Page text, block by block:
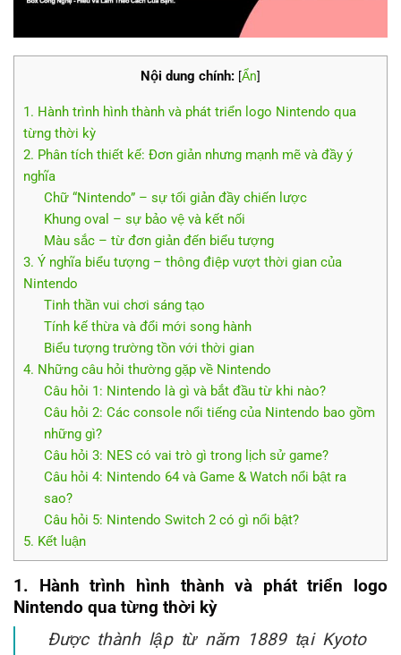
Nội dung chính: [Ẩn]
1. Hành trình hình thành và phát triển logo Nintendo qua
từng thời kỳ
2. Phân tích thiết kế: Đơn giản nhưng mạnh mẽ và đầy ý
nghĩa
Chữ “Nintendo” – sự tối giản đầy chiến lược
Khung oval – sự bảo vệ và kết nối
Màu sắc – từ đơn giản đến biểu tượng
3. Ý nghĩa biểu tượng – thông điệp vượt thời gian của
Nintendo
Tinh thần vui chơi sáng tạo
Tính kế thừa và đổi mới song hành
Biểu tượng trường tồn với thời gian
4. Những câu hỏi thường gặp về Nintendo
Câu hỏi 1: Nintendo là gì và bắt đầu từ khi nào?
Câu hỏi 2: Các console nổi tiếng của Nintendo bao gồm
những gì?
Câu hỏi 3: NES có vai trò gì trong lịch sử game?
Câu hỏi 4: Nintendo 64 và Game & Watch nổi bật ra
sao?
Câu hỏi 5: Nintendo Switch 2 có gì nổi bật?
5. Kết luận
1. Hành trình hình thành và phát triển logo
Nintendo qua từng thời kỳ
Được thành lập từ năm 1889 tại Kyoto